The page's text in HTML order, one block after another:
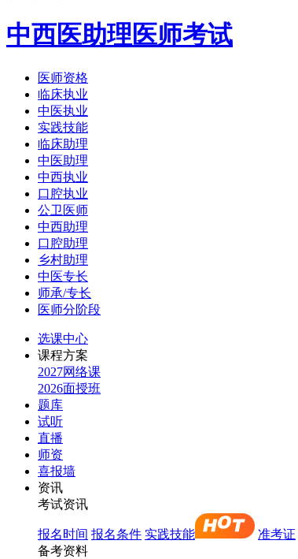
中西医助理医师考试
医师资格
临床执业
中医执业
实践技能
临床助理
中医助理
中西执业
口腔执业
公卫医师
中西助理
口腔助理
乡村助理
中医专长
师承/专长
医师分阶段
选课中心
课程方案
2027网络课
2026面授班
题库
试听
直播
师资
喜报墙
资讯
考试资讯
报名时间 报名条件 实践技能 准考证
备考资料